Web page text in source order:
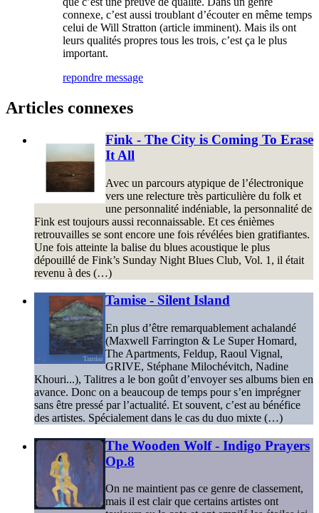
connexe, c’est aussi troublant d’écouter en même temps
celui de Will Stratton (article imminent). Mais ils ont
leurs qualités propres tous les trois, c’est ça le plus
important.
repondre message
Articles connexes
Fink - The City is Coming To Erase
It All
Avec un parcours atypique de l’électronique
vers une relecture très particulière du folk et
une personnalité indéniable, la personnalité de
Fink est toujours aussi reconnaissable. Et ces énièmes
retrouvailles se sont encore une fois révélées bien gratifiantes.
Une fois atteinte la balise du blues acoustique le plus
dépouillé de Fink’s Sunday Night Blues Club, Vol. 1, il était
revenu à des (…)
Tamise - Silent Island
En plus d’être remarquablement achalandé
(Maxwell Farrington & Le Super Homard,
The Apartments, Feldup, Raoul Vignal,
GRIVE, Stéphane Milochévitch, Nadine
Khouri...), Talitres a le bon goût d’envoyer ses albums bien en
avance. Donc on a beaucoup de temps pour s’en imprégner
sans être pressé par l’actualité. Et souvent, c’est au bénéfice
des artistes. Spécialement dans le cas du duo mixte (…)
The Wooden Wolf - Indigo Prayers
Op.8
On ne maintient pas ce genre de classement,
mais il est clair que certains artistes ont